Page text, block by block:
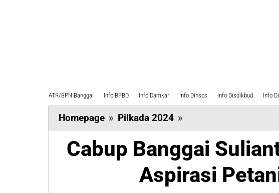
ATR/BPN Banggai Info BPBD Info Damkar Info Dinsos Info Disdikbud Info
Homepage » Pilkada 2024 »
Banggai
Sulianti
Murad
Tampung
Cabup Banggai
Aspirasi